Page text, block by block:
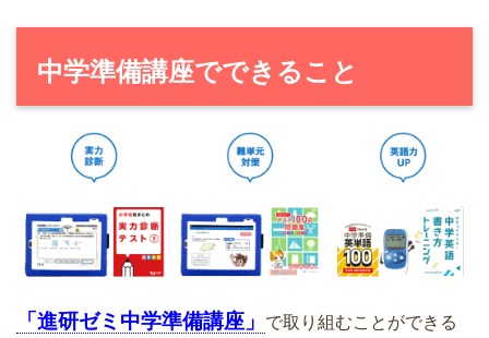
中学準備講座でできること
「進研ゼミ中学準備講座」
で取り組むことができる